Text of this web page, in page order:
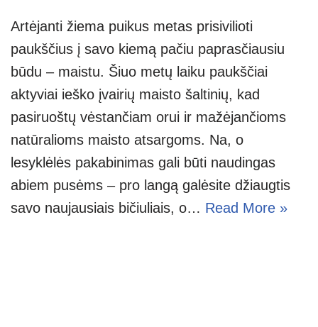
Artėjanti žiema puikus metas prisivilioti
paukščius į savo kiemą pačiu paprasčiausiu
būdu – maistu. Šiuo metų laiku paukščiai
aktyviai ieško įvairių maisto šaltinių, kad
pasiruoštų vėstančiam orui ir mažėjančioms
natūralioms maisto atsargoms. Na, o
lesyklėlės pakabinimas gali būti naudingas
abiem pusėms – pro langą galėsite džiaugtis
savo naujausiais bičiuliais, o… Read More »